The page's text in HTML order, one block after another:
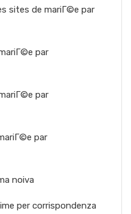
sites de mariГ©e par
par
par
par
noiva
per corrispondenza